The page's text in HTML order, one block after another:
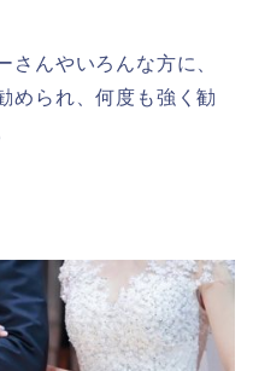
さんやいろんな方に、
められ、何度も強く勧